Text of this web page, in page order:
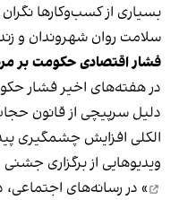
بسیاری از کسب‌وکارها
سلامت روان شهروندان و
فشار اقتصادی حکومت بر
در هفته‌های اخیر فشار
دلیل سرپیچی از قانون
الکلی افزایش چشمگیری
ویدیوهایی از برگزاری
» در رسانه‌های